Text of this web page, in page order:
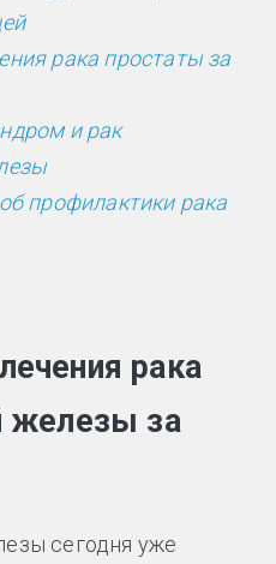
рака простаты за
и рак
профилактики рака
рака
железы за
сегодня уже